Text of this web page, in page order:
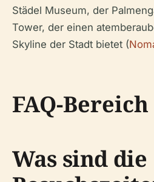
Städel Museum, der
Tower, der einen
Skyline der Stadt bietet (
FAQ-Bereich
Was sind die